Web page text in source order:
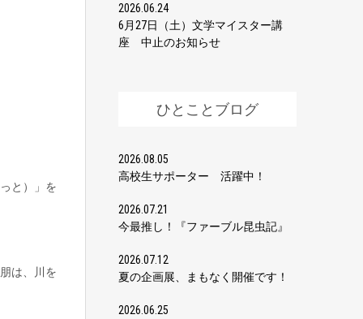
と）」を
は、川を
2026.06.24
6月27日（土）文学マイスター講
座 中止のお知らせ
ひとことブログ
2026.08.05
高校生サポーター 活躍中！
2026.07.21
今最推し！『ファーブル昆虫記』
2026.07.12
夏の企画展、まもなく開催です！
2026.06.25